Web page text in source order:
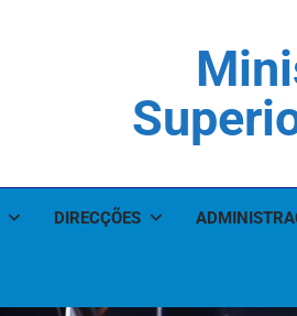
DIRECÇÕES